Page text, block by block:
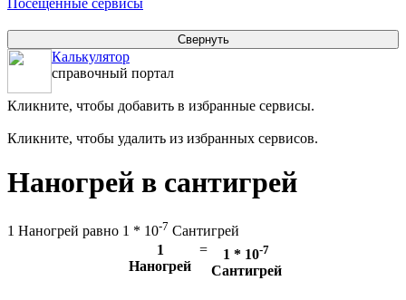
Посещенные сервисы
Калькулятор
справочный портал
Кликните, чтобы добавить в избранные сервисы.
Кликните, чтобы удалить из избранных сервисов.
Наногрей в сантигрей
1 Наногрей равно 1 * 10-7 Сантигрей
1
Наногрей
= 1 * 10-7
Сантигрей